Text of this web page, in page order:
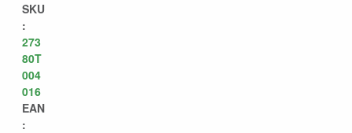
SKU
:
273
80T
004
016
EAN
: